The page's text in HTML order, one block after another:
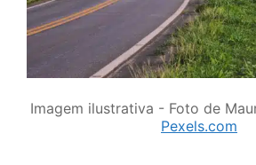
Imagem ilustrativa - Foto de
Pexels.com